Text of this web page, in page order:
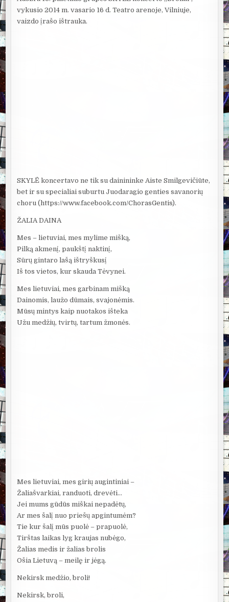
vykusio 2014 m. vasario 16 d. Teatro arenoje, Vilniuje,
vaizdo įrašo ištrauka.
SKYLĖ koncertavo ne tik su dainininke Aiste Smilgevičiūte,
bet ir su specialiai suburtu Juodaragio genties savanorių
choru (https://www.facebook.com/ChorasGentis).
ŽALIA DAINA
Mes – lietuviai, mes mylime mišką,
Pilką akmenį, paukštį naktinį,
Sūrų gintaro lašą ištryškusį
Iš tos vietos, kur skauda Tėvynei.
Mes lietuviai, mes garbinam mišką
Dainomis, laužo dūmais, svajonėmis.
Mūsų mintys kaip nuotakos išteka
Užu medžių, tvirtų, tartum žmonės.
Mes lietuviai, mes girių augintiniai –
Žaliašvarkiai, randuoti, drevėti…
Jei mums gūdūs miškai nepadėtų,
Ar mes šalį nuo priešų apgintumėm?
Tie kur šalį mūs puolė – prapuolė,
Tirštas laikas lyg kraujas nubėgo,
Žalias medis ir žalias brolis
Ošia Lietuvą – meilę ir jėgą.
Nekirsk medžio, broli!
Nekirsk, broli,